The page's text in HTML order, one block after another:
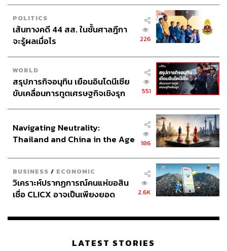
POLITICS
เส้นทางคดี 44 สส. ในชั้นศาลฎีกา
จะรู้ผลเมื่อไร
226
WORLD
สรุปภารกิจอนุทิน เยือนอินโดนีเซีย
ขับเคลื่อนการทูตเศรษฐกิจเชิงรุก
551
Navigating Neutrality:
Thailand and China in the Age
186
BUSINESS / ECONOMIC
วิเคราะห์ปรากฏการณ์คนแห่ขอสิน
เชื่อ CLICX อาจเป็นเพียงยอด
เรือนไทยที่ถูกซุกไว้
2.6K
LATEST STORIES